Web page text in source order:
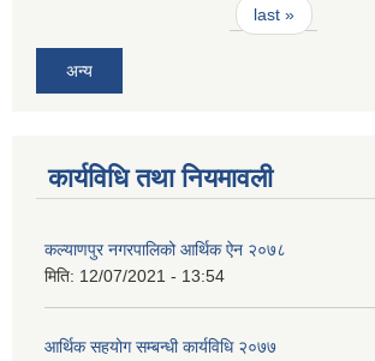
last »
अन्य
कार्यविधि तथा नियमावली
कल्याणपुर नगरपालिको आर्थिक ऐन २०७८
मिति: 12/07/2021 - 13:54
आर्थिक सहयोग सम्बन्धी कार्यविधि २०७७